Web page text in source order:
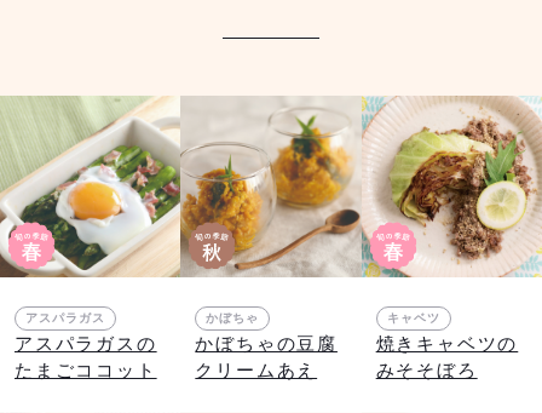
アスパラガス
アスパラガスの
たまごココット
かぼちゃ
かぼちゃの豆腐
クリームあえ
キャベツ
焼きキャベツの
みそそぼろ